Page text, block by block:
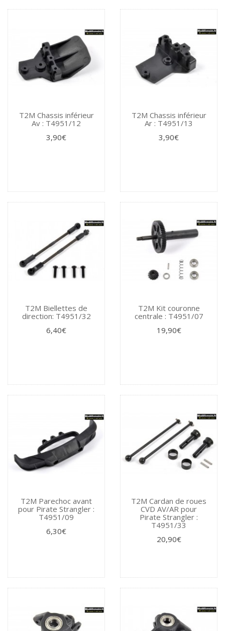
T2M Chassis inférieur
Av : T4951/12
3,90€
T2M Chassis inférieur
Ar : T4951/13
3,90€
T2M Biellettes de
direction: T4951/32
6,40€
T2M Kit couronne
centrale : T4951/07
19,90€
T2M Parechoc avant
pour Pirate Strangler :
T4951/09
6,30€
T2M Cardan de roues
CVD AV/AR pour
Pirate Strangler :
T4951/33
20,90€